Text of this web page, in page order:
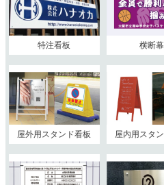
特注看板 横断幕
屋外用スタンド看板 屋内用スタ